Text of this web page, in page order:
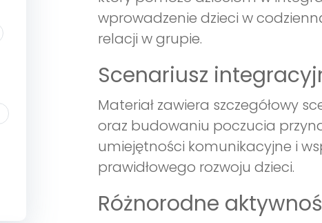
wprowadzenie dzieci w
relacji w grupie.
Scenariusz
Materiał zawiera szczegółowy
oraz budowaniu poczucia
umiejętności komunikacyjne i
prawidłowego rozwoju dzieci.
Różnorodne